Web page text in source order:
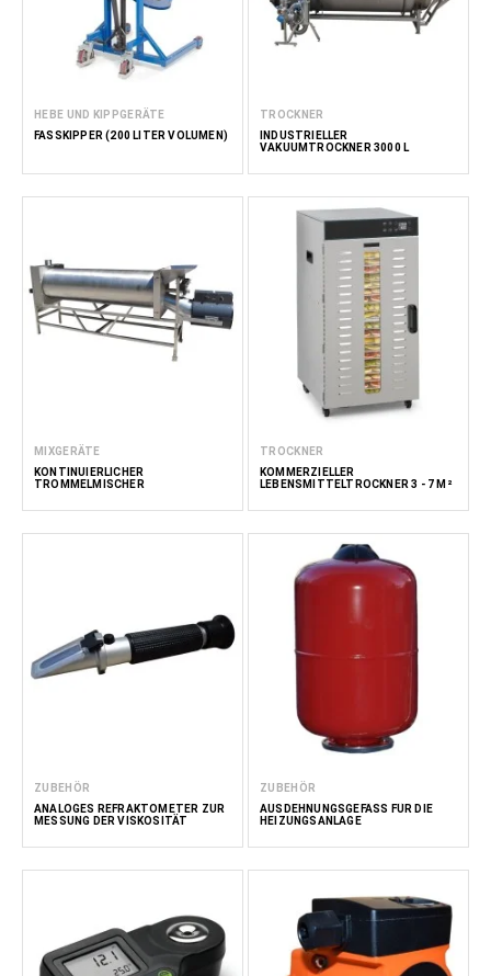
HEBE UND KIPPGERÄTE
FASSKIPPER (200 LITER VOLUMEN)
TROCKNER
INDUSTRIELLER
VAKUUMTROCKNER 3000 L
MIXGERÄTE
KONTINUIERLICHER
TROMMELMISCHER
TROCKNER
KOMMERZIELLER
LEBENSMITTELTROCKNER 3 - 7 M²
ZUBEHÖR
ANALOGES REFRAKTOMETER ZUR
MESSUNG DER VISKOSITÄT
ZUBEHÖR
AUSDEHNUNGSGEFÄSS FÜR DIE H
EIZUNGSANLAGE